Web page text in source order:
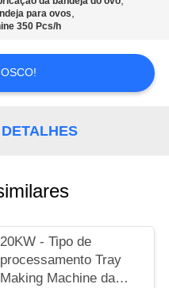
para ovos,
350 Pcs/h
20KW - Tipo de
processamento Tray
Making Machine da